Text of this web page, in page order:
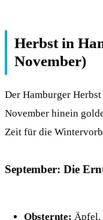
Herbst in
November)
Der Hamburger
November hinein
Zeit für die
September: Die
Obsternte: Äpfel,